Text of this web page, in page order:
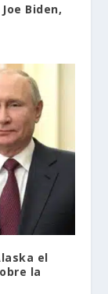
Biden,
el
la